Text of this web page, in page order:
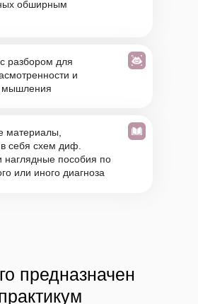
обширным
разбором для
и
мышления
материалы,
себя схем диф.
наглядные пособия по
или иного диагноза
предназначен